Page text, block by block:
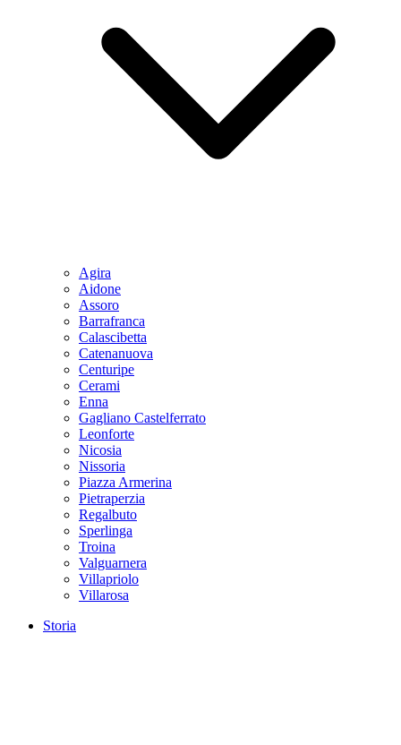
Agira
Aidone
Assoro
Barrafranca
Calascibetta
Catenanuova
Centuripe
Cerami
Enna
Gagliano Castelferrato
Leonforte
Nicosia
Nissoria
Piazza Armerina
Pietraperzia
Regalbuto
Sperlinga
Troina
Valguarnera
Villapriolo
Villarosa
Storia